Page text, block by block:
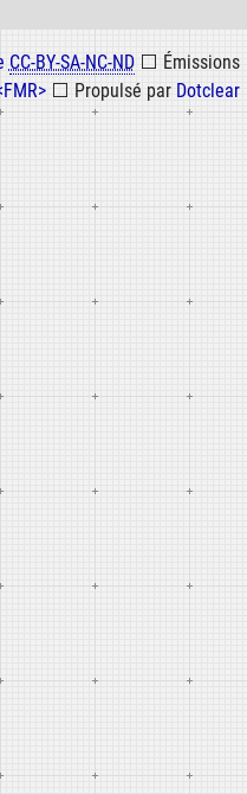
CC-BY-SA-NC-ND ⬜ Émissions
⬜ Propulsé par Dotclear